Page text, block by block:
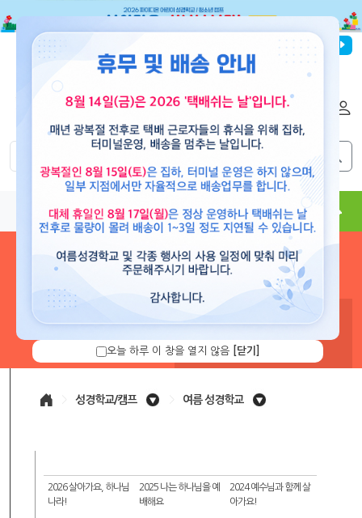
파이디온선교회
도서 뮤직 용품 현수막 콘텐츠
로그인 하시면 보유 캐쉬 확
니다.
성경학교/캠프 여름 성경학교
2026 살아가요, 하나님
나라!
2025 나는 하나님을 예
배해요
2024 예수님과 함께 살
아가요!
오늘 하루 이 창을 열지 않음 [닫기]